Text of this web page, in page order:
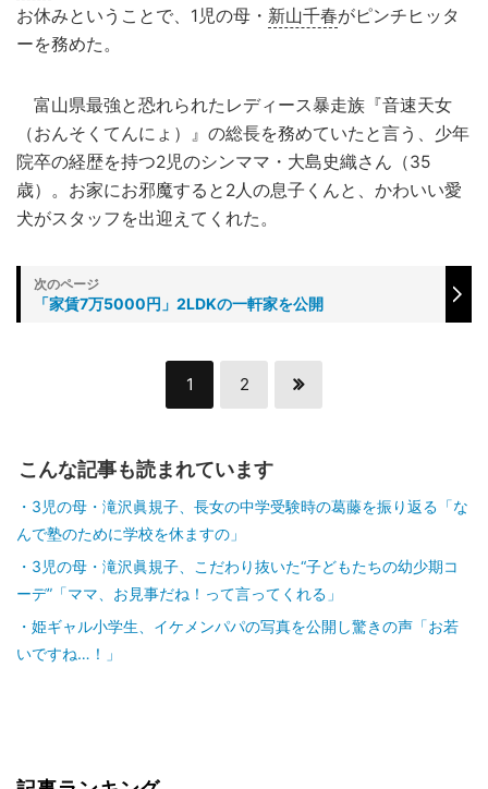
お休みということで、1児の母・ 新山千春がピンチヒッタ
ーを務めた。
富山県最強と恐れられたレディース暴走族『音速天女
（おんそくてんにょ）』の総長を務めていたと言う、少年
院卒の経歴を持つ2児のシンママ・大島史織さん（35
歳）。お家にお邪魔すると2人の息子くんと、かわいい愛
犬がスタッフを出迎えてくれた。
「家賃7万5000円」2LDKの一軒家を公開
1 2
こんな記事も読まれています
3児の母・滝沢眞規子、長女の中学受験時の葛藤を振り返る「な
んで塾のために学校を休ますの」
3児の母・滝沢眞規子、こだわり抜いた“子どもたちの幼少期コ
ーデ”「ママ、お見事だね！って言ってくれる」
姫ギャル小学生、イケメンパパの写真を公開し驚きの声「お若
いですね…！」